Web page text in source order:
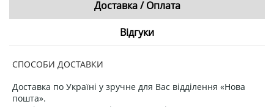
Доставка / Оплата
Відгуки
СПОСОБИ ДОСТАВКИ
Доставка по Україні у зручне для Вас відділення «Нова
пошта».